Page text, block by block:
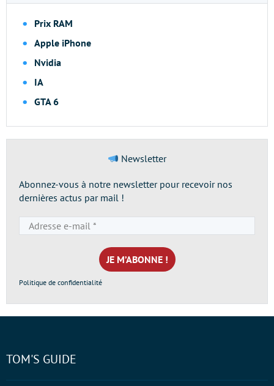
Prix RAM
Apple iPhone
Nvidia
IA
GTA 6
Newsletter
Abonnez-vous à notre newsletter pour recevoir nos
dernières actus par mail !
e-
mail
*
Politique de confidentialité
TOM'S GUIDE